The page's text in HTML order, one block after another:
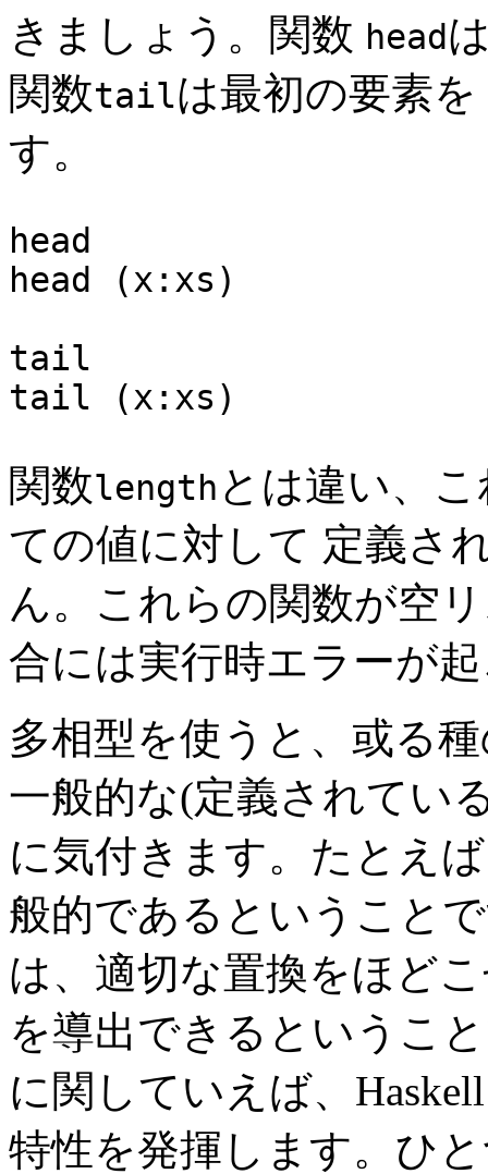
きましょう。関数 head
関数tailは最初の要素
す。
head ::
head (x:xs)
tail :: [a]
tail (x:xs)
関数length とは違い、
ての値に対して 定義さ
ん。これらの関数が空
合には実行時エラーが
多相型を使うと、或る
一般的な(定義されてい
に気付きます。たとえ
般的であるということ
は、適切な置換をほど
を導出できるというこ
に関していえば、
特性を発揮します。ひ